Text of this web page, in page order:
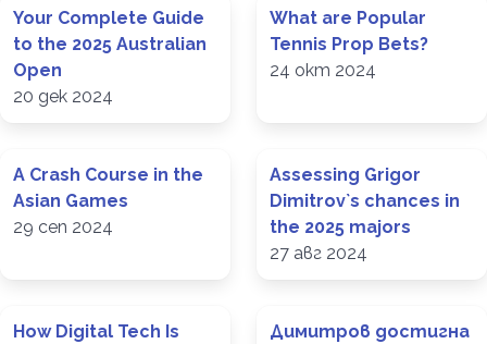
Your Complete Guide
to the 2025 Australian
Open
20 дек 2024
What are Popular
Tennis Prop Bets?
24 окт 2024
A Crash Course in the
Asian Games
29 сеп 2024
Assessing Grigor
Dimitrov`s chances in
the 2025 majors
27 авг 2024
How Digital Tech Is
Димитров достигна